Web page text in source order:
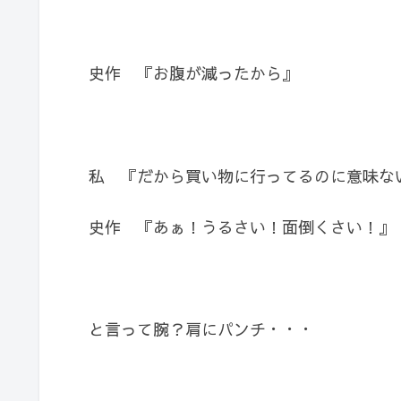
史作 『お腹が減ったから』
私 『だから買い物に行ってるのに意味な
史作 『あぁ！うるさい！面倒くさい！』
と言って腕？肩にパンチ・・・